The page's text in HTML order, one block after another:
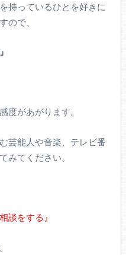
持っているひとを好きに
ので、
度があがります。
芸能人や音楽、テレビ番
みてください。
談をする』